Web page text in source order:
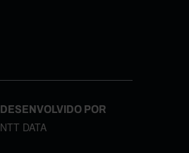
DESENVOLVIDO POR
NTT DATA